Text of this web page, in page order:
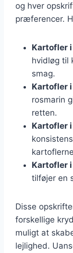
og hver
præferencer.
Kartofler
hvidløg til
smag.
Kartofler
rosmarin
retten.
Kartofler
Kartofler
tilføjer en
Disse
forskellige
muligt at
lejlighed.